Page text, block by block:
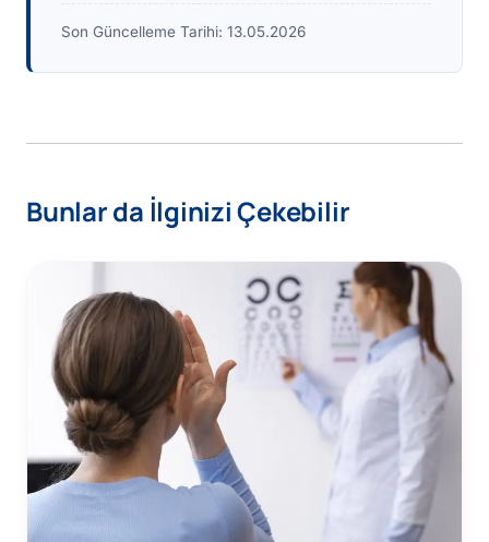
Son Güncelleme Tarihi: 13.05.2026
Bunlar da İlginizi Çekebilir